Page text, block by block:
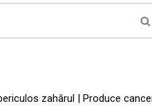
zahărul | Produce